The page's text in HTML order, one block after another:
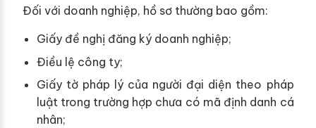
Đối với doanh nghiệp, hồ sơ thường bao gồm:
Giấy đề nghị đăng ký doanh nghiệp;
Điều lệ công ty;
Giấy tờ pháp lý của người đại diện theo pháp
luật trong trường hợp chưa có mã định danh cá
nhân;